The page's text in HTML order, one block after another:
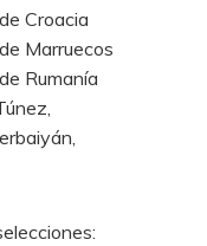
Croacia
Marruecos
Rumanía